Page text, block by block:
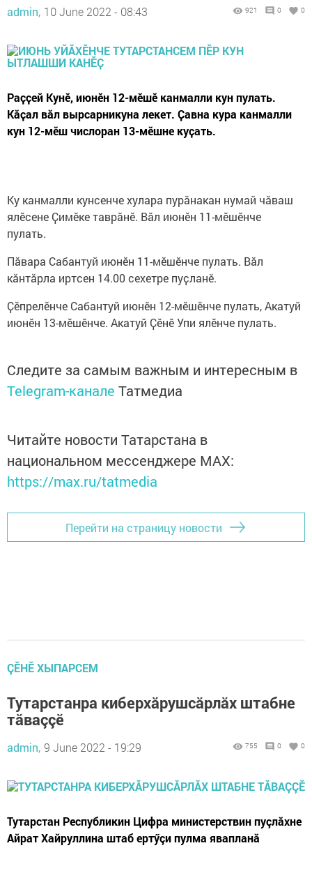
admin, 10 June 2022 - 08:43 921 0 0
Раҫҫей Кунӗ, июнӗн 12-мӗшӗ канмалли кун пулать.
Кӑҫал вӑл вырсарникуна лекет. Ҫавна кура канмалли
кун 12-мӗш числоран 13-мӗшне куҫать.
Ку канмалли кунсенче хулара пурӑнакан нумай чӑваш
ялӗсене Ҫимӗке таврӑнӗ. Вӑл июнӗн 11-мӗшӗнче
пулать.
Пӑвара Сабантуй июнӗн 11-мӗшӗнче пулать. Вӑл
кӑнтӑрла иртсен 14.00 сехетре пуҫланӗ.
Ҫӗпрелӗнче Сабантуй июнӗн 12-мӗшӗнче пулать, Акатуй
июнӗн 13-мӗшӗнче. Акатуй Ҫӗнӗ Упи ялӗнче пулать.
Следите за самым важным и интересным в
Telegram-канале Татмедиа
Читайте новости Татарстана в
национальном мессенджере MАХ:
https://max.ru/tatmedia
Перейти на страницу новости
ÇӖНӖ ХЫПАРСЕМ
Тутарстанра киберхăрушсăрлăх штабне
тăваççӗ
admin, 9 June 2022 - 19:29 755 0 0
Тутарстан Республикин Цифра министерствин пуçлăхне
Айрат Хайруллина штаб ертӳçи пулма явапланă